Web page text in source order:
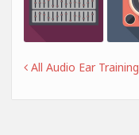
All Audio Ear Training